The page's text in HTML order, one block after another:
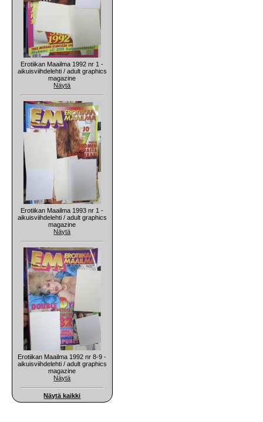
Erotiikan Maailma 1992 nr 1 -
aikuisviihdelehti / adult graphics
magazine
Näytä
Erotiikan Maailma 1993 nr 1 -
aikuisviihdelehti / adult graphics
magazine
Näytä
Erotiikan Maailma 1992 nr 8-9 -
aikuisviihdelehti / adult graphics
magazine
Näytä
Näytä kaikki